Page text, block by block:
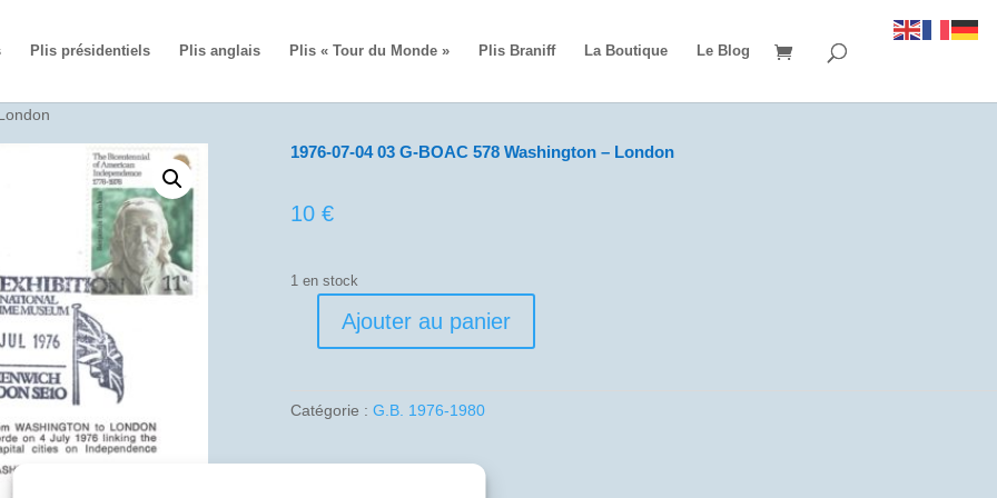
Plis présidentiels Plis anglais Plis « Tour du Monde » Plis Braniff La Boutique Le Blog
1976-07-04 03 G-BOAC 578 Washington – London
10 €
1 en stock
quantité
07-
03
Ajouter au panier
Catégorie : G.B. 1976-1980